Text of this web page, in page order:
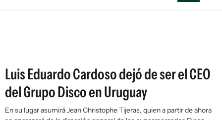
ARGENTINA
Luis Eduardo Cardoso dejó de ser el CEO
del Grupo Disco en Uruguay
En su lugar asumirá Jean Christophe Tijeras, quien a partir de ahora